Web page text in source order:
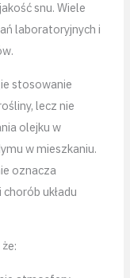
snu. Wiele
laboratoryjnych i
stosowanie
lecz nie
olejku w
w mieszkaniu.
oznacza
układu